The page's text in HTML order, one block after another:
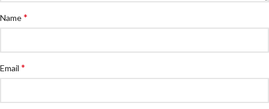
Name*
Email *